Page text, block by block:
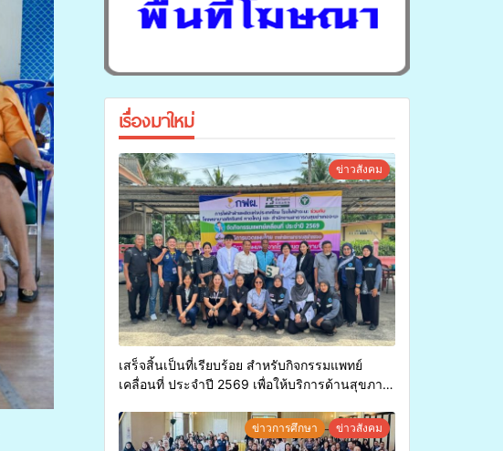
เรื่องมาใหม่
ข่าวสังคม
เสร็จสิ้นเป็นที่เรียบร้อย สำหรับกิจกรรมแพทย์
เคลื่อนที่ ประจำปี 2569 เพื่อให้บริการด้านสุขภาพ
ข่าวการศึกษา ข่าวสังคม